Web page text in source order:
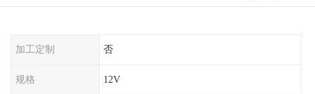
加工定制 否
规格 12V